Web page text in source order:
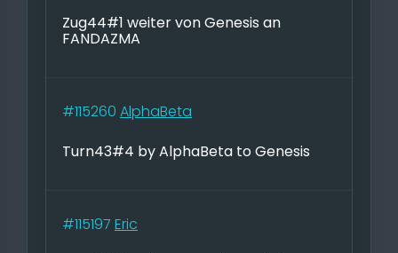
Zug44#1 weiter von Genesis an
FANDAZMA
#115260 AlphaBeta
Turn43#4 by AlphaBeta to Genesis
#115197 Eric